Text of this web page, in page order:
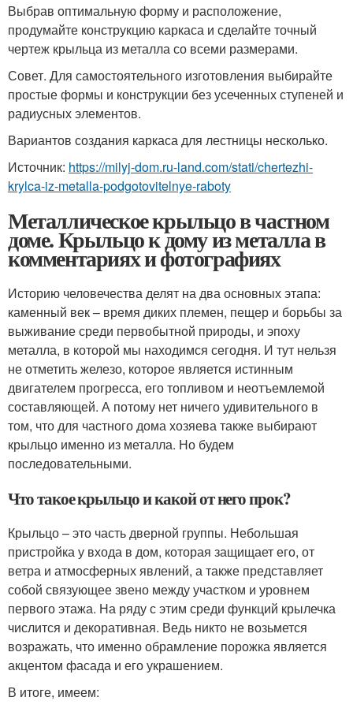
Выбрав оптимальную форму и расположение,
продумайте конструкцию каркаса и сделайте точный
чертеж крыльца из металла со всеми размерами.
Совет. Для самостоятельного изготовления выбирайте
простые формы и конструкции без усеченных ступеней и
радиусных элементов.
Вариантов создания каркаса для лестницы несколько.
Источник: https://milyj-dom.ru-land.com/stati/chertezhi-
krylca-iz-metalla-podgotovitelnye-raboty
Металлическое крыльцо в частном
доме. Крыльцо к дому из металла в
комментариях и фотографиях
Историю человечества делят на два основных этапа:
каменный век – время диких племен, пещер и борьбы за
выживание среди первобытной природы, и эпоху
металла, в которой мы находимся сегодня. И тут нельзя
не отметить железо, которое является истинным
двигателем прогресса, его топливом и неотъемлемой
составляющей. А потому нет ничего удивительного в
том, что для частного дома хозяева также выбирают
крыльцо именно из металла. Но будем
последовательными.
Что такое крыльцо и какой от него прок?
Крыльцо – это часть дверной группы. Небольшая
пристройка у входа в дом, которая защищает его, от
ветра и атмосферных явлений, а также представляет
собой связующее звено между участком и уровнем
первого этажа. На ряду с этим среди функций крылечка
числится и декоративная. Ведь никто не возьмется
возражать, что именно обрамление порожка является
акцентом фасада и его украшением.
В итоге, имеем: